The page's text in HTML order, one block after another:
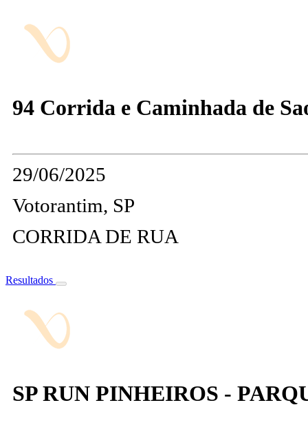
94 Corrida e Caminhada de
29/06/2025
Votorantim, SP
CORRIDA DE RUA
Resultados
SP RUN PINHEIROS -